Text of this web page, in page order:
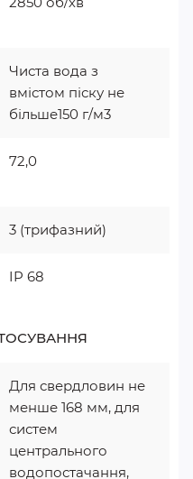
Чиста вода з
вмістом піску не
більше150 г/м3
72,0
3 (трифазний)
IP 68
Для свердловин не
менше 168 мм, для
систем
центрального
водопостачання,